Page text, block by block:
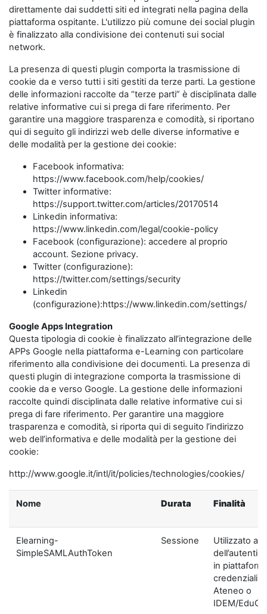
direttamente dai suddetti siti ed integrati nella pagina della
piattaforma ospitante. L'utilizzo più comune dei social plugin
è finalizzato alla condivisione dei contenuti sui social
network.
La presenza di questi plugin comporta la trasmissione di
cookie da e verso tutti i siti gestiti da terze parti. La gestione
delle informazioni raccolte da “terze parti” è disciplinata dalle
relative informative cui si prega di fare riferimento. Per
garantire una maggiore trasparenza e comodità, si riportano
qui di seguito gli indirizzi web delle diverse informative e
delle modalità per la gestione dei cookie:
Facebook informativa:
https://www.facebook.com/help/cookies/
Twitter informative:
https://support.twitter.com/articles/20170514
Linkedin informativa:
https://www.linkedin.com/legal/cookie-policy
Facebook (configurazione): accedere al proprio
account. Sezione privacy.
Twitter (configurazione):
https://twitter.com/settings/security
Linkedin
(configurazione):https://www.linkedin.com/settings/
Google Apps Integration
Questa tipologia di cookie è finalizzato all’integrazione delle
APPs Google nella piattaforma e-Learning con particolare
riferimento alla condivisione dei documenti. La presenza di
questi plugin di integrazione comporta la trasmissione di
cookie da e verso Google. La gestione delle informazioni
raccolte quindi disciplinata dalle relative informative cui si
prega di fare riferimento. Per garantire una maggiore
trasparenza e comodità, si riporta qui di seguito l’indirizzo
web dell’informativa e delle modalità per la gestione dei
cookie:
http://www.google.it/intl/it/policies/technologies/cookies/
Nome Durata Finalità
Elearning-
SimpleSAMLAuthToken
Sessione
Utilizzato ai
in
credenziali di
Ateneo o
IDEM/